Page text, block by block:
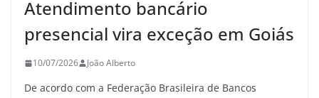
Atendimento bancário
presencial vira exceção em Goiás
10/07/2026 João Alberto
De acordo com a Federação Brasileira de Bancos